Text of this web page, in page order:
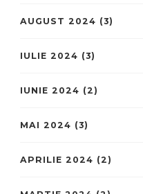
AUGUST 2024 (3)
IULIE 2024 (3)
IUNIE 2024 (2)
MAI 2024 (3)
APRILIE 2024 (2)